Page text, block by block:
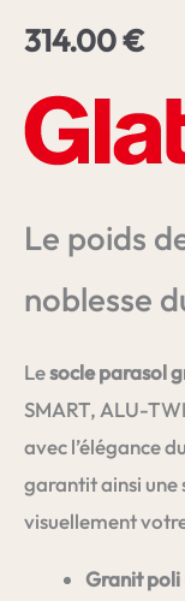
314.00€
Le poids
noblesse
Lesocle parasol
SMART, ALU-
avec l’élégance
garantit ainsi
visuellement
Granit poli